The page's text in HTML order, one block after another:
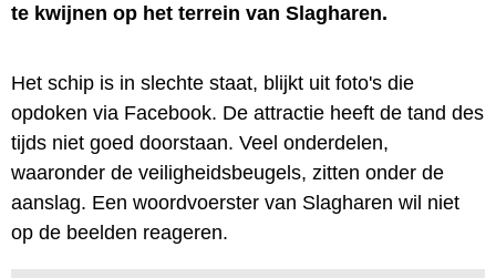
te kwijnen op het terrein van Slagharen.
Het schip is in slechte staat, blijkt uit foto's die
opdoken via Facebook. De attractie heeft de tand des
tijds niet goed doorstaan. Veel onderdelen,
waaronder de veiligheidsbeugels, zitten onder de
aanslag. Een woordvoerster van Slagharen wil niet
op de beelden reageren.